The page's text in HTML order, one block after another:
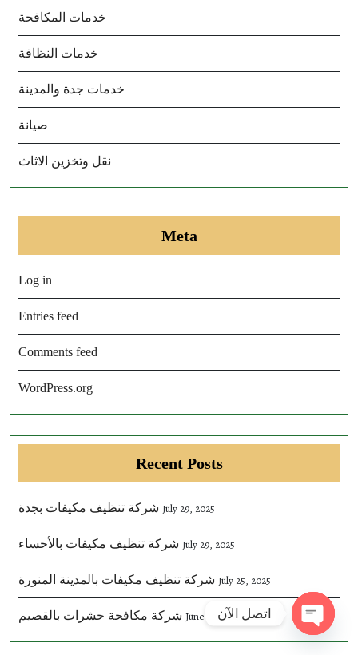
خدمات المكافحة
خدمات النظافة
خدمات جدة والمدينة
صيانة
نقل وتخزين الاثاث
Meta
Log in
Entries feed
Comments feed
WordPress.org
Recent Posts
شركة تنظيف مكيفات بجدة July 29, 2025
شركة تنظيف مكيفات بالأحساء July 29, 2025
شركة تنظيف مكيفات بالمدينة المنورة July 25, 2025
شركة مكافحة حشرات بالقصيم June 29, 2025اتصل الآن
Open